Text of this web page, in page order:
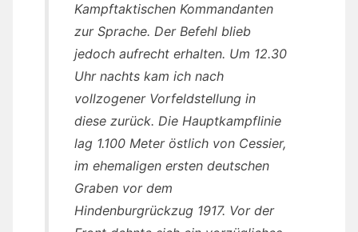
Kampftaktischen Kommandanten
zur Sprache. Der Befehl blieb
jedoch aufrecht erhalten. Um 12.30
Uhr nachts kam ich nach
vollzogener Vorfeldstellung in
diese zurück. Die Hauptkampflinie
lag 1.100 Meter östlich von Cessier,
im ehemaligen ersten deutschen
Graben vor dem
Hindenburgrückzug 1917. Vor der